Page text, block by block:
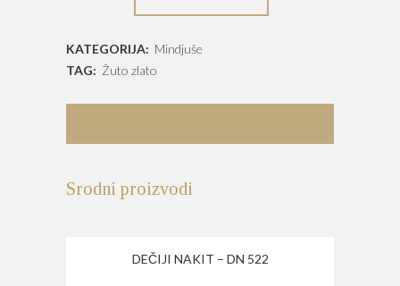
M
KATEGORIJA: Mindjuše
TAG: Žuto zlato
Srodni proizvodi
DEČIJI NAKIT – DN 522